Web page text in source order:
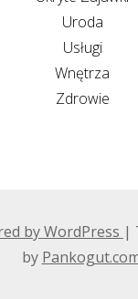
Uroda
Usługi
Wnętrza
Zdrowie
by WordPress |
by